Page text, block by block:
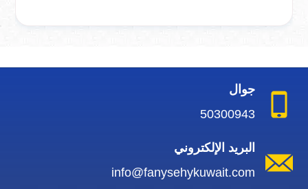
جوال
50300943
البريد الإلكتروني
info@fanysehykuwait.com